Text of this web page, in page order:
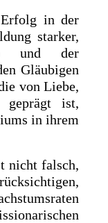
Erfolg in der
starker,
und der
Gläubigen
von Liebe,
geprägt ist,
in ihrem
nicht falsch,